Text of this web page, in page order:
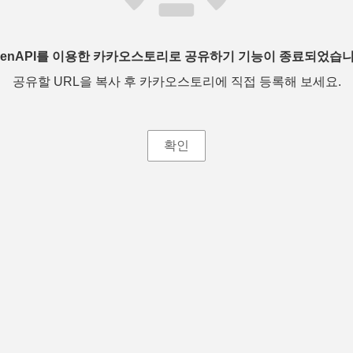
를 이용한 카카오스토리로 공유하기 기능이 종료되었습
공유할 URL을 복사 후 카카오스토리에 직접 등록해 보세요.
확인